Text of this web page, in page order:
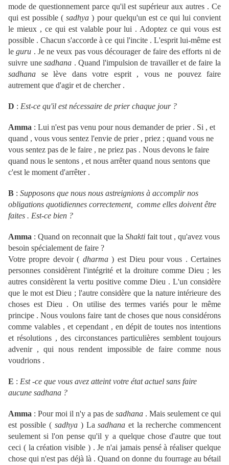
mode de questionnement parce qu'il est supérieur aux autres . Ce
qui est possible (sadhya ) pour quelqu'un est ce qui lui convient
le mieux , ce qui est valable pour lui . Adoptez ce qui vous est
possible . Chacun s'accorde à ce qui l'incite . L'esprit lui-même est
leguru . Je ne veux pas vous décourager de faire des efforts ni de
suivre unesadhana . Quand l'impulsion de travailler et de faire la
sadhana se lève dans votre esprit , vous ne pouvez faire
autrement que d'agir et de chercher .
D : Est-ce qu'il est nécessaire de prier chaque jour ?
Amma : Lui n'est pas venu pour nous demander de prier . Si , et
quand , vous vous sentez l'envie de prier , priez ; quand vous ne
vous sentez pas de le faire , ne priez pas . Nous devons le faire
quand nous le sentons , et nous arrêter quand nous sentons que
c'est le moment d'arrêter .
B : Supposons que nous nous astreignions à accomplir nos
obligations quotidiennes correctement, comme elles doivent être
faites . Est-ce bien ?
Amma : Quand on reconnait que la Shakti fait tout , qu'avez vous
besoin spécialement de faire ?
Votre propre devoir ( dharma) est Dieu pour vous . Certaines
personnes considèrent l'intégrité et la droiture comme Dieu ; les
autres considèrent la vertu positive comme Dieu . L'un considère
que le mot est Dieu ; l'autre considère que la nature intérieure des
choses est Dieu . On utilise des termes variés pour le même
principe . Nous voulons faire tant de choses que nous considérons
comme valables , et cependant , en dépit de toutes nos intentions
et résolutions , des circonstances particulières semblent toujours
advenir , qui nous rendent impossible de faire comme nous
voudrions .
E : Est -ce que vous avez atteint votre état actuel sans faire
aucune sadhana ?
Amma : Pour moi il n'y a pas de sadhana . Mais seulement ce qui
est possible ( sadhya) Lasadhana et la recherche commencent
seulement si l'on pense qu'il y a quelque chose d'autre que tout
ceci ( la création visible ) . Je n'ai jamais pensé à réaliser quelque
chose qui n'est pas déjà là . Quand on donne du fourrage au bétail